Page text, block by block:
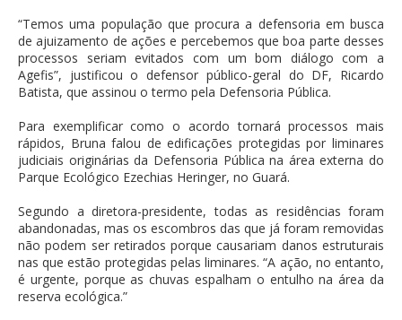
“Temos uma população que procura a defensoria em busca
de ajuizamento de ações e percebemos que boa parte desses
processos seriam evitados com um bom diálogo com a
Agefis”, justificou o defensor público-geral do DF, Ricardo
Batista, que assinou o termo pela Defensoria Pública.
Para exemplificar como o acordo tornará processos mais
rápidos, Bruna falou de edificações protegidas por liminares
judiciais originárias da Defensoria Pública na área externa do
Parque Ecológico Ezechias Heringer, no Guará.
Segundo a diretora-presidente, todas as residências foram
abandonadas, mas os escombros das que já foram removidas
não podem ser retirados porque causariam danos estruturais
nas que estão protegidas pelas liminares. “A ação, no entanto,
é urgente, porque as chuvas espalham o entulho na área da
reserva ecológica.”